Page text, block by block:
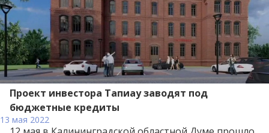
Проект инвестора Тапиау заводят под
бюджетные кредиты
13 мая 2022